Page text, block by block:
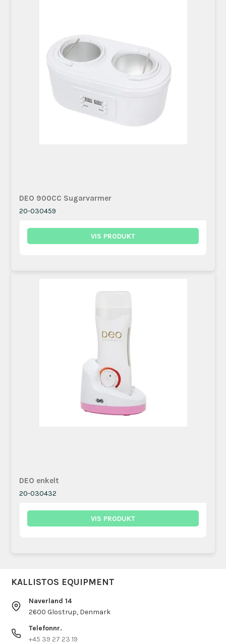
DEO 900CC Sugarvarmer
20-030459
VIS PRODUKT
DEO enkelt
20-030432
VIS PRODUKT
KALLISTOS EQUIPMENT
Naverland 14
2600 Glostrup, Denmark
Telefonnr.
+45 39 27 23 19